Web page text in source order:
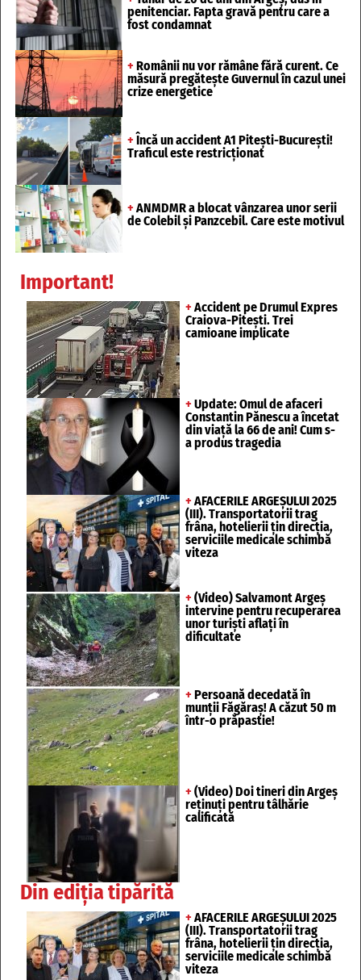
penitenciar. Fapta gravă pentru care a
fost condamnat
+ Românii nu vor rămâne fără curent. Ce
măsură pregătește Guvernul în cazul unei
crize energetice
+ Încă un accident A1 Pitești-București!
Traficul este restricționat
+ ANMDMR a blocat vânzarea unor serii
de Colebil și Panzcebil. Care este motivul
Important!
+ Accident pe Drumul Expres
Craiova-Pitești. Trei
camioane implicate
+ Update: Omul de afaceri
Constantin Pănescu a încetat
din viață la 66 de ani! Cum s-
a produs tragedia
+ AFACERILE ARGEȘULUI 2025
(III). Transportatorii trag
frâna, hotelierii țin direcția,
serviciile medicale schimbă
viteza
+ (Video) Salvamont Argeș
intervine pentru recuperarea
unor turişti aflaţi în
dificultate
+ Persoană decedată în
munții Făgăraș! A căzut 50 m
într-o prăpastie!
+ (Video) Doi tineri din Argeș
reținuți pentru tâlhărie
calificată
Din ediția tipărită
+ AFACERILE ARGEȘULUI 2025
(III). Transportatorii trag
frâna, hotelierii țin direcția,
serviciile medicale schimbă
viteza